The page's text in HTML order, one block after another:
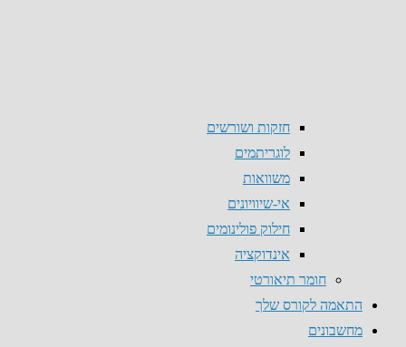
חזקות ושורשים
לוגריתמים
משוואות
אי-שיוויונים
חילוק פולינומים
אינדוקציה
חומר תיאורטי
התאמה לקורס שלך
מחשבונים